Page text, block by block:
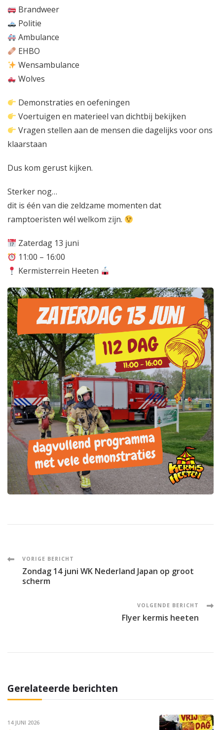
Brandweer
Politie
Ambulance
EHBO
Wensambulance
Wolves
Demonstraties en oefeningen
Voertuigen en materieel van dichtbij bekijken
Vragen stellen aan de mensen die dagelijks voor ons
klaarstaan
Dus kom gerust kijken.
Sterker nog…
dit is één van die zeldzame momenten dat
ramptoeristen wél welkom zijn.
Zaterdag 13 juni
11:00 – 16:00
Kermisterrein Heeten
Post
Navigation
VORIGE BERICHT
Zondag 14 juni WK Nederland Japan op groot
scherm
VOLGENDE BERICHT
Flyer kermis heeten
Gerelateerde berichten
14 JUNI 2026